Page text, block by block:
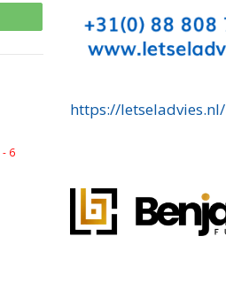
- 6
https://letseladvies.nl/